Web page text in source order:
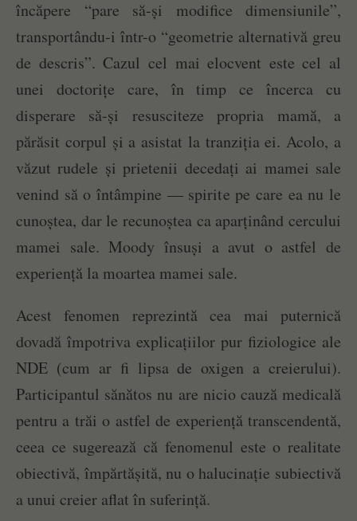
încăpere “pare să-și modifice dimensiunile”,
transportându-i într-o “geometrie alternativă greu
de descris”. Cazul cel mai elocvent este cel al
unei doctorițe care, în timp ce încerca cu
disperare să-și resusciteze propria mamă, a
părăsit corpul și a asistat la tranziția ei. Acolo, a
văzut rudele și prietenii decedați ai mamei sale
venind să o întâmpine — spirite pe care ea nu le
cunoștea, dar le recunoștea ca aparținând cercului
mamei sale. Moody însuși a avut o astfel de
experiență la moartea mamei sale.
Acest fenomen reprezintă cea mai puternică
dovadă împotriva explicațiilor pur fiziologice ale
NDE (cum ar fi lipsa de oxigen a creierului).
Participantul sănătos nu are nicio cauză medicală
pentru a trăi o astfel de experiență transcendentă,
ceea ce sugerează că fenomenul este o realitate
obiectivă, împărtășită, nu o halucinație subiectivă
a unui creier aflat în suferință.